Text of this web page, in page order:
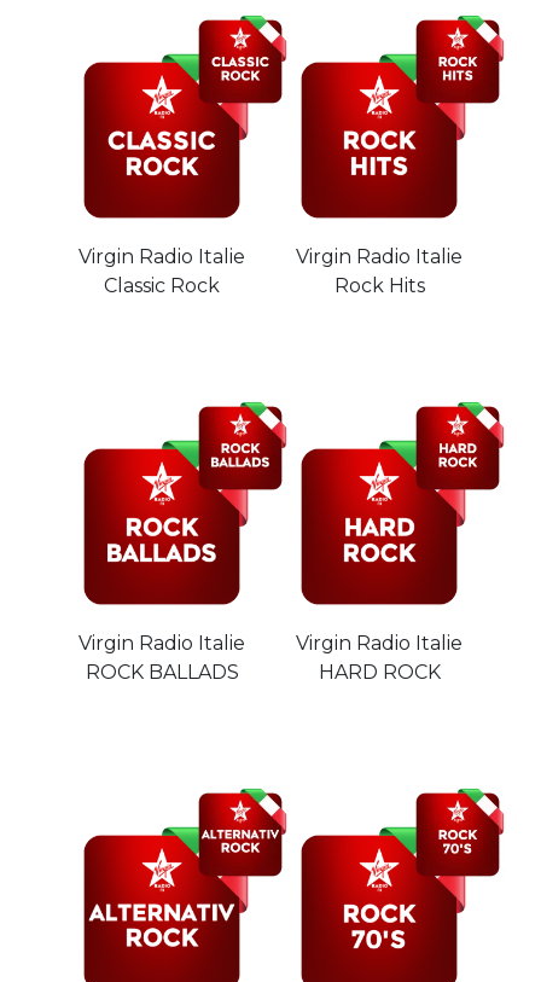
Virgin Radio Italie
Classic Rock
Virgin Radio Italie
Rock Hits
Virgin Radio Italie
ROCK BALLADS
Virgin Radio Italie
HARD ROCK